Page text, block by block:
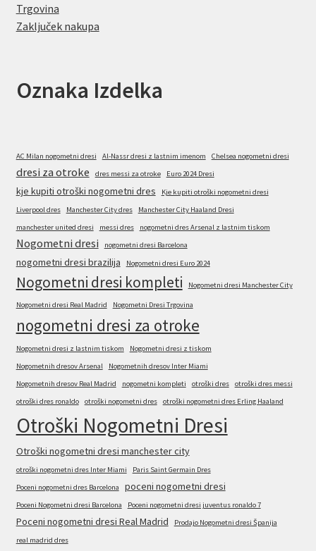
Trgovina
Zaključek nakupa
Oznaka Izdelka
AC Milan nogometni dresi Al-Nassr dresi z lastnim imenom Chelsea nogometni dresi
dresi za otroke dres messi za otroke Euro 2024 Dresi
kje kupiti otroški nogometni dres
Kje kupiti otroški nogometni dresi
Liverpool dres
Manchester City dres
Manchester City Haaland Dresi
manchester united dresi
messi dres nogometni dres Arsenal z lastnim tiskom
Nogometni dresi nogometni dresi Barcelona
nogometni dresi brazilija Nogometni dresi Euro 2024
Nogometni dresi kompleti Nogometni dresi Manchester City
Nogometni dresi Real Madrid Nogometni Dresi Trgovina
nogometni dresi za otroke
Nogometni dresi z lastnim tiskom
Nogometni dresi z tiskom
Nogometnih dresov Arsenal
Nogometnih dresov Inter Miami
Nogometnih dresov Real Madrid
nogometni kompleti otroški dres
otroški dres messi
otroški dres ronaldo
otroški nogometni dres otroški nogometni dres Erling Haaland
Otroški Nogometni Dresi
Otroški nogometni dresi manchester city
otroški nogometni dres Inter Miami
Paris Saint Germain Dres
Poceni nogometni dres Barcelona
poceni nogometni dresi
Poceni Nogometni dresi Barcelona Poceni nogometni dresi juventus ronaldo 7
Poceni nogometni dresi Real Madrid
Prodajo Nogometni dresi Španija
real madrid dres